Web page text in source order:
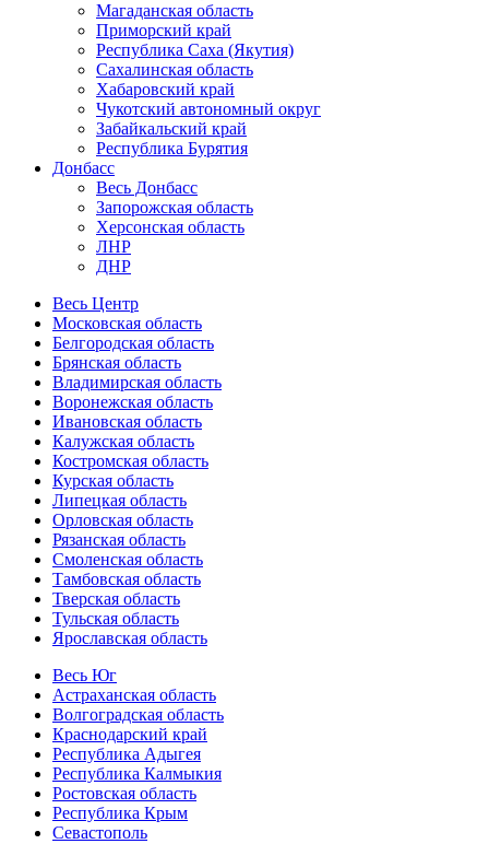
Магаданская область
Приморский край
Республика Саха (Якутия)
Сахалинская область
Хабаровский край
Чукотский автономный округ
Забайкальский край
Республика Бурятия
Донбасс
Весь Донбасс
Запорожская область
Херсонская область
ЛНР
ДНР
Весь Центр
Московская область
Белгородская область
Брянская область
Владимирская область
Воронежская область
Ивановская область
Калужская область
Костромская область
Курская область
Липецкая область
Орловская область
Рязанская область
Смоленская область
Тамбовская область
Тверская область
Тульская область
Ярославская область
Весь Юг
Астраханская область
Волгоградская область
Краснодарский край
Республика Адыгея
Республика Калмыкия
Ростовская область
Республика Крым
Севастополь